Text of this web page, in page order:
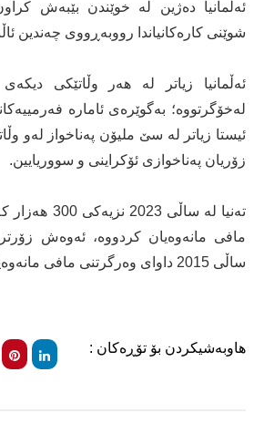
ئەڵمانیا دەژین لە خوێندن بێبەش
شوێنی کارەکانیاندا رووبەڕووی چەندین
ئەڵمانیا زیاتر لە هەر وڵاتێکی دیکەی
لەخۆگرتووە؛ بەگوێرەی ئامارە
ئیستا زیاتر لە سێ ملیۆن پەناخواز لەو
زۆریان پەناخوازی ئۆکراینی و سووریایین.
تەنیا لە ساڵی
مافی مانەوەیان کردووە، ئەوەش
ساڵی 2015 داوای وەرگرتنی مافی مانەوەیان لەو وڵاتە کردبێت.
هاوبەشیکردن بۆ تۆڕەکان :